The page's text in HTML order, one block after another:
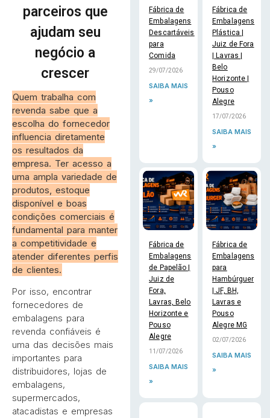
parceiros que
ajudam seu
negócio a
crescer
Quem trabalha com
revenda sabe que a
escolha do fornecedor
influencia diretamente
os resultados da
empresa. Ter acesso a
uma ampla variedade de
produtos, estoque
disponível e boas
condições comerciais é
fundamental para manter
a competitividade e
atender diferentes perfis
de clientes.
Por isso, encontrar
fornecedores de
embalagens para
revenda confiáveis é
uma das decisões mais
importantes para
distribuidores, lojas de
embalagens,
supermercados,
atacadistas e empresas
Fábrica de
Embalagens
Descartáveis
para
Comida
29/07/2026
SAIBA MAIS
»
Fábrica de
Embalagens
Plástica |
Juiz de Fora
| Lavras |
Belo
Horizonte |
Pouso
Alegre
17/07/2026
SAIBA MAIS
»
Fábrica de
Embalagens
de Papelão |
Juiz de
Fora,
Lavras, Belo
Horizonte e
Pouso
Alegre
11/07/2026
SAIBA MAIS
»
Fábrica de
Embalagens
para
Hambúrguer
| JF, BH,
Lavras e
Pouso
Alegre MG
02/07/2026
SAIBA MAIS
»